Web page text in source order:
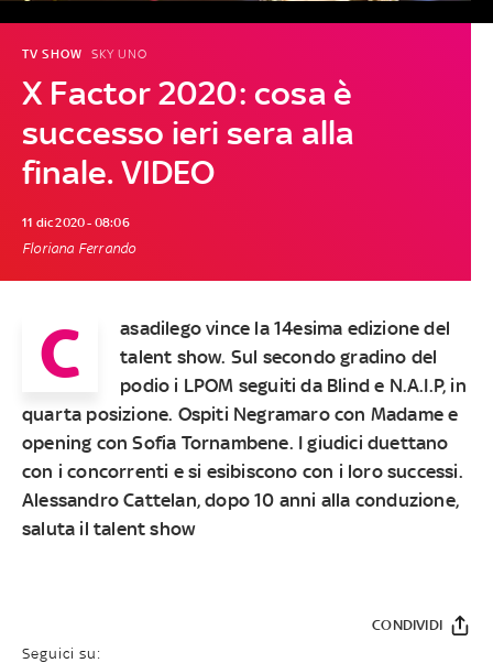
X Factor 2020: cosa è
successo ieri sera alla
finale. VIDEO
TV SHOW SKY UNO
11 dic 2020 - 08:06
Floriana Ferrando
C
asadilego vince la 14esima edizione del
talent show. Sul secondo gradino del
podio i LPOM seguiti da Blind e N.A.I.P, in
quarta posizione. Ospiti Negramaro con Madame e
opening con Sofia Tornambene. I giudici duettano
con i concorrenti e si esibiscono con i loro successi.
Alessandro Cattelan, dopo 10 anni alla conduzione,
saluta il talent show
Seguici su:
CONDIVIDI